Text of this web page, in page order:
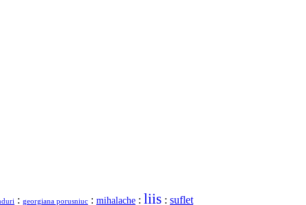
: georgiana porusniuc : mihalache : liis : suflet